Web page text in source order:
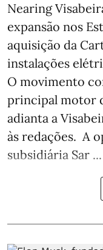
Nearing
expansão nos
aquisição da
instalações
O movimento
principal motor
adianta a
às redações. A
subsidiária Sar ...